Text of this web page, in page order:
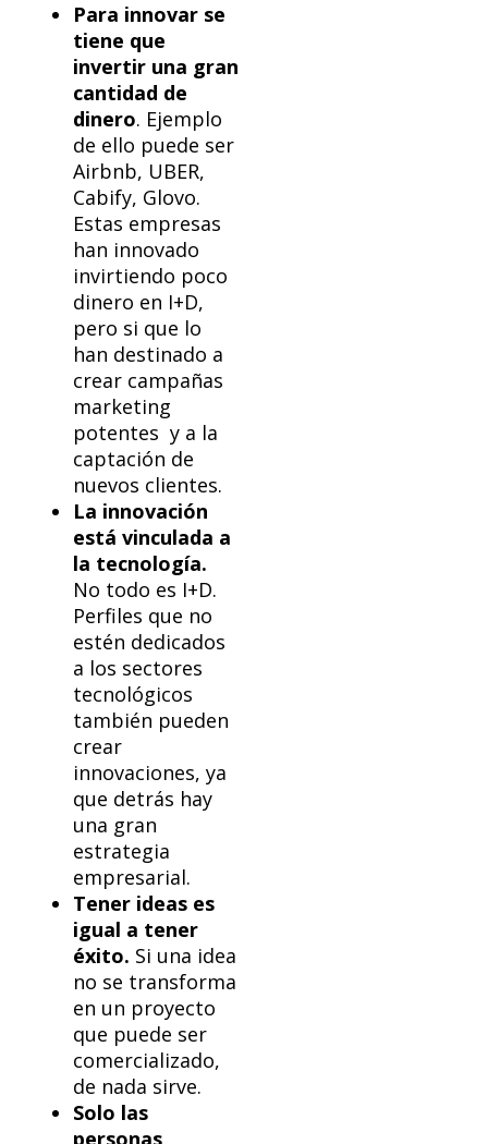
Para innovar se
tiene que
invertir una gran
cantidad de
dinero. Ejemplo
de ello puede ser
Airbnb, UBER,
Cabify, Glovo.
Estas empresas
han innovado
invirtiendo poco
dinero en I+D,
pero si que lo
han destinado a
crear campañas
marketing
potentes y a la
captación de
nuevos clientes.
La innovación
está vinculada a
la tecnología.
No todo es I+D.
Perfiles que no
estén dedicados
a los sectores
tecnológicos
también pueden
crear
innovaciones, ya
que detrás hay
una gran
estrategia
empresarial.
Tener ideas es
igual a tener
éxito. Si una idea
no se transforma
en un proyecto
que puede ser
comercializado,
de nada sirve.
Solo las